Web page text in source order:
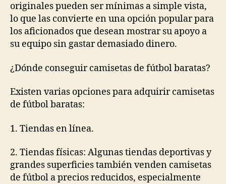
originales pueden ser mínimas a simple vista,
lo que las convierte en una opción popular para
los aficionados que desean mostrar su apoyo a
su equipo sin gastar demasiado dinero.
¿Dónde conseguir camisetas de fútbol baratas?
Existen varias opciones para adquirir camisetas
de fútbol baratas:
1. Tiendas en línea.
2. Tiendas físicas: Algunas tiendas deportivas y
grandes superficies también venden camisetas
de fútbol a precios reducidos, especialmente